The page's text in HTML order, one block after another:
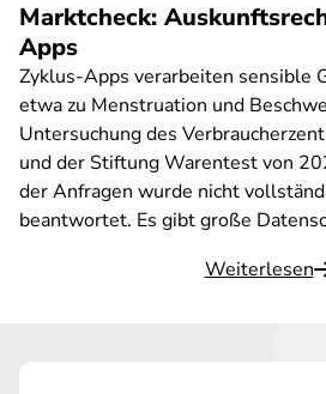
Marktcheck:
Apps
Zyklus-Apps verarbeiten sensible
etwa zu Menstruation und
Untersuchung des
und der Stiftung Warentest von
der Anfragen wurde nicht
beantwortet. Es gibt große
Weiterlesen